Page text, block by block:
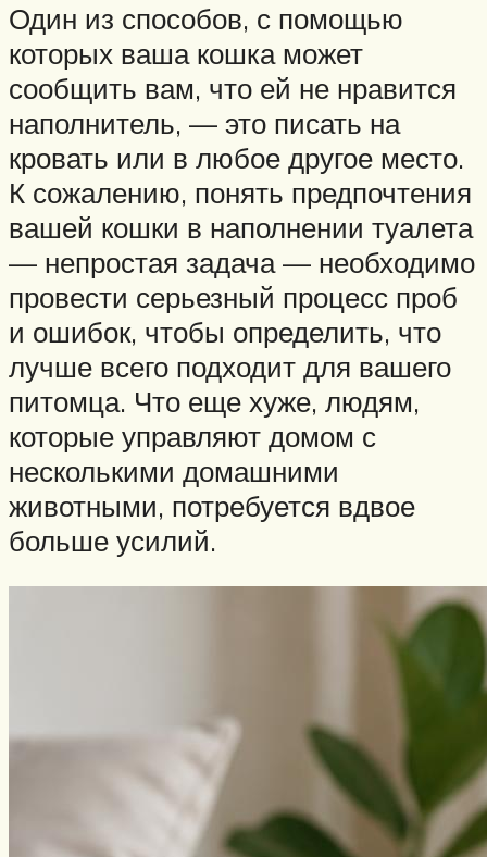
Один из способов, с помощью
которых ваша кошка может
сообщить вам, что ей не нравится
наполнитель, — это писать на
кровать или в любое другое место.
К сожалению, понять предпочтения
вашей кошки в наполнении туалета
— непростая задача — необходимо
провести серьезный процесс проб
и ошибок, чтобы определить, что
лучше всего подходит для вашего
питомца. Что еще хуже, людям,
которые управляют домом с
несколькими домашними
животными, потребуется вдвое
больше усилий.